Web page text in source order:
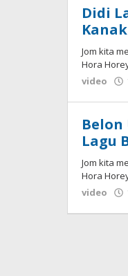
Didi
Kanak
Jom kita
Hora
video
Belon
Lagu
Jom kita
Hora
video